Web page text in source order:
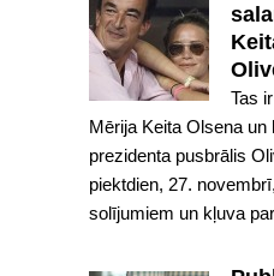
Tas
Mērija Keita Olsena un
prezidenta pusbrālis
piektdien, 27.
solījumiem un kļuva